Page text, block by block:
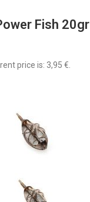
Fish 20gr
price is: 3,95 €.